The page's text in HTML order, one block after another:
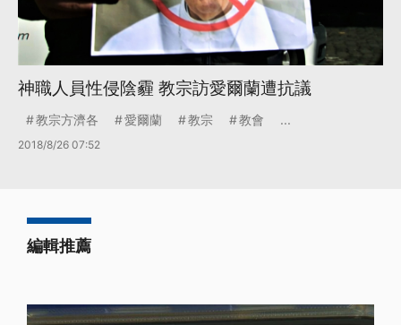
神職人員性侵陰霾 教宗訪愛爾蘭遭抗議
教宗方濟各 愛爾蘭 教宗 教會 ...
2018/8/26 07:52
編輯推薦